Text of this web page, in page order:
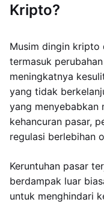
Kripto?
Musim dingin
termasuk
meningkatnya
yang tidak
yang menyebabkan
kehancuran pasar,
regulasi berlebihan
Keruntuhan pasar
berdampak luar
untuk menghindari